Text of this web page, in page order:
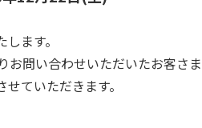
ます。
問い合わせいただいたお客さま
ていただきます。